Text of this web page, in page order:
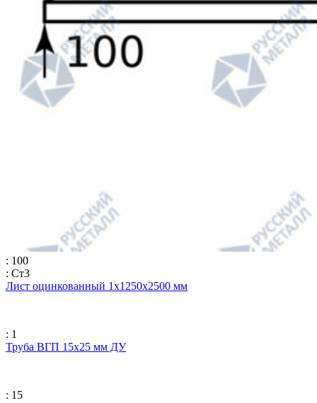
: 100
: Ст3
Лист оцинкованный 1х1250х2500 мм
: 1
Труба ВГП 15х25 мм ДУ
: 15